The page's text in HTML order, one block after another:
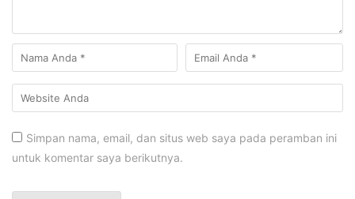
Simpan nama, email, dan situs web saya pada peramban ini
untuk komentar saya berikutnya.